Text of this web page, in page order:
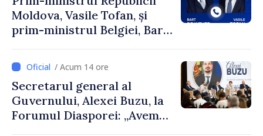
Moldova, Vasile Tofan, și
prim-ministrul Belgiei, Bart
despre parcursul european
al Republicii Moldova.
/ Acum 14 ore
Secretarul general al
Guvernului, Alexei Buzu, la
Forumul Diasporei: „Avem